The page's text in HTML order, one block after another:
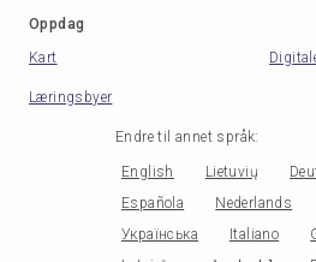
Oppdag
Kart
Læringsbyer
Endre til annet språk:
English Lietuvių
Española
Nederlands
Українська
Italiano